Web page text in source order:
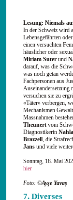
Lesung: Niemals
In der Schweiz wird
Lebensgefährten
einen versuchten
häuslicher oder
Miriam Suterund
darauf, was die
was noch getan
Fachpersonen aus
Auseinandersetzung
versuchen sie zu
«Täter» verbergen,
Mechanismen
Massnahmen
Theunertvom
Diagnostikerin
Brazzell, die
Jansund viele
Sonntag, 18. Mai
hier
Foto: ©Ayşe Yavaş
7. Diverses